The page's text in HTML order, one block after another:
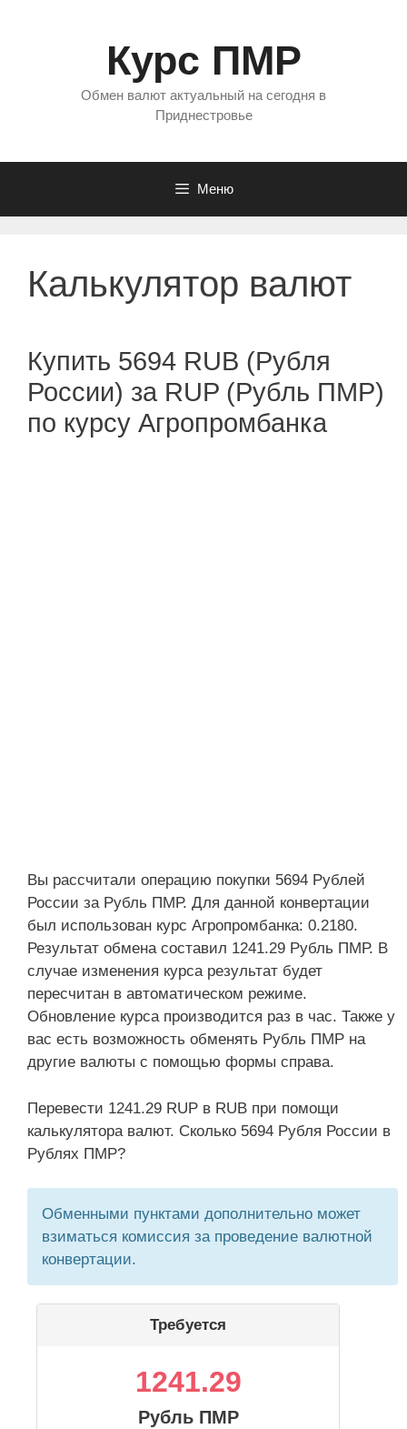
Курс ПМР
Обмен валют актуальный на сегодня в
Приднестровье
Меню
Калькулятор валют
Купить 5694 RUB (Рубля
России) за RUP (Рубль ПМР)
по курсу Агропромбанка
Вы рассчитали операцию покупки 5694 Рублей
России за Рубль ПМР. Для данной конвертации
был использован курс Агропромбанка: 0.2180.
Результат обмена составил 1241.29 Рубль ПМР. В
случае изменения курса результат будет
пересчитан в автоматическом режиме.
Обновление курса производится раз в час. Также у
вас есть возможность обменять Рубль ПМР на
другие валюты с помощью формы справа.
Перевести 1241.29 RUP в RUB при помощи
калькулятора валют. Сколько 5694 Рубля России в
Рублях ПМР?
Обменными пунктами дополнительно может
взиматься комиссия за проведение валютной
конвертации.
Требуется
1241.29
Рубль ПМР